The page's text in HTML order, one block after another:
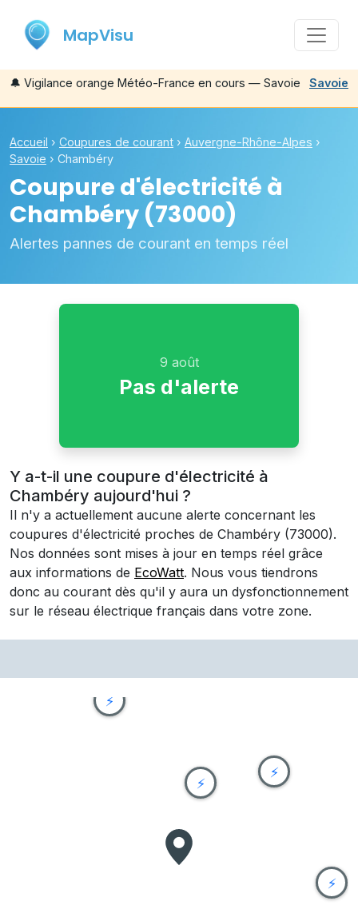
MapVisu
🔔 Vigilance orange Météo-France en cours — Savoie Savoie
Accueil › Coupures de courant › Auvergne-Rhône-Alpes ›
Savoie › Chambéry
Coupure d'électricité à
Chambéry (73000)
Alertes pannes de courant en temps réel
9 août
Pas d'alerte
Y a-t-il une coupure d'électricité à
Chambéry aujourd'hui ?
Il n'y a actuellement aucune alerte concernant les
coupures d'électricité proches de Chambéry (73000).
Nos données sont mises à jour en temps réel grâce
aux informations de EcoWatt. Nous vous tiendrons
donc au courant dès qu'il y aura un dysfonctionnement
sur le réseau électrique français dans votre zone.
⚡
⚡
⚡
⚡